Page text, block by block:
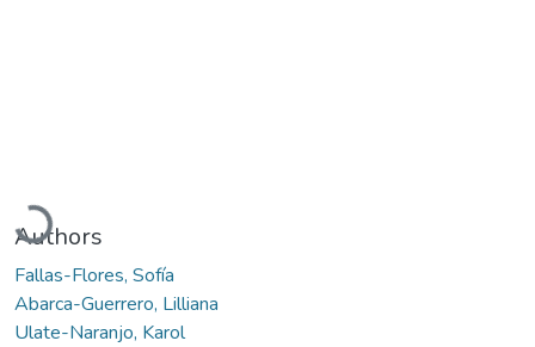
Loading...
Authors
Fallas-Flores, Sofía
Abarca-Guerrero, Lilliana
Ulate-Naranjo, Karol